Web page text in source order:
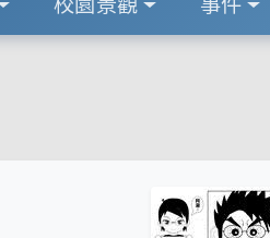
校園景觀 事件